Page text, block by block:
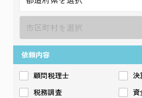
依頼内容
顧問税理士
決
税務調査
資